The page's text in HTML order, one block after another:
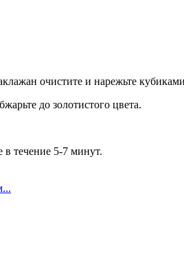
очистите и нарежьте
до золотистого цвета.
течение 5-7 минут.